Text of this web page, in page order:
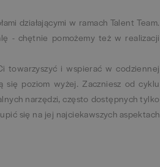
działającymi w ramach Talent Team.
- chętnie pomożemy też w realizacji
towarzyszyć i wspierać w codziennej
się poziom wyżej. Zaczniesz od cyklu
narzędzi, często dostępnych tylko
się na jej najciekawszych aspektach